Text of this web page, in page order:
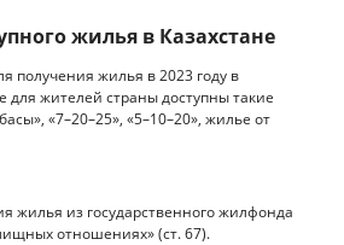
жилья в Казахстане
получения жилья в 2023 году в
для жителей страны доступны такие
«7–20–25», «5–10–20», жилье от
жилья из государственного жилфонда
отношениях» (ст. 67).